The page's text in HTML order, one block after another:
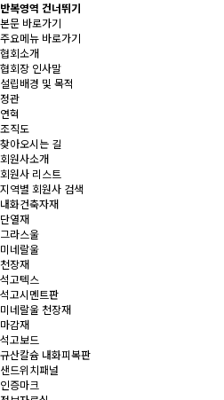
반복영역 건너뛰기
본문 바로가기
주요메뉴 바로가기
협회소개
협회장 인사말
설립배경 및 목적
정관
연혁
조직도
찾아오시는 길
회원사소개
회원사 리스트
지역별 회원사 검색
내화건축자재
단열재
그라스울
미네랄울
천장재
석고텍스
석고시멘트판
미네랄울 천장재
마감재
석고보드
규산칼슘 내화피복판
샌드위치패널
인증마크